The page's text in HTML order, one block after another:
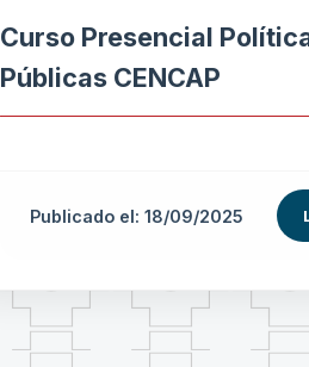
Curso Presencial
Públicas CENCAP
Publicado el: 18/09/2025